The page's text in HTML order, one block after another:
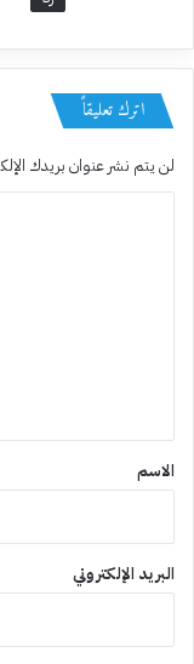
اترك تعليقاً
لن يتم نشر عنوان بريدك
*
الاسم
البريد الإلكتروني